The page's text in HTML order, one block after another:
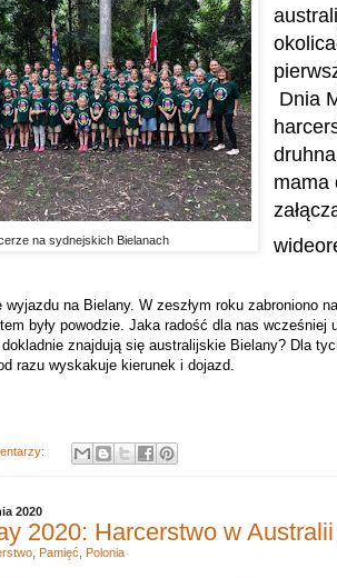
na sydnejskich Bielanach
Dnia
mama
wyjazdu na Bielany. W zeszłym roku zabroniono
były powodzie. Jaka radość dla nas
znajdują się australijskie Bielany? Dla
razu wyskakuje kierunek i dojazd.
2020
2020: Harcerstwo w
, Pamięć Polonia